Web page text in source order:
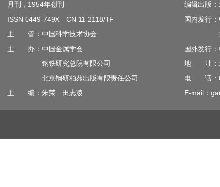
月刊，1954年创刊
ISSN 0449-749X CN 11-2118/TF
主 管：中国科学技术协会
主 办：中国金属学会
钢铁研究总院有限公司
北京钢研柏苑出版有限责任公司
主 编：朱荣 田志凌
编辑出版
国内发行
北京钢
国外发行
地 址：北
电 话：
E-mail：